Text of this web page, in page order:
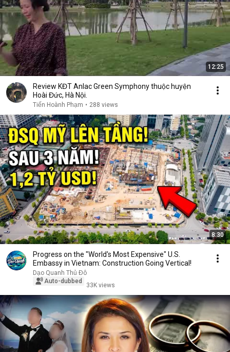
12:25
Review KĐT Anlac Green Symphony thuộc huyện
Hoài Đức, Hà Nội.
Tiến Hoành Phạm • 288 views
8:30
Progress on the "World's Most Expensive" U.S.
Embassy in Vietnam: Construction Going Vertical!
Dạo Quanh Thủ Đô
Auto-dubbed
33K views